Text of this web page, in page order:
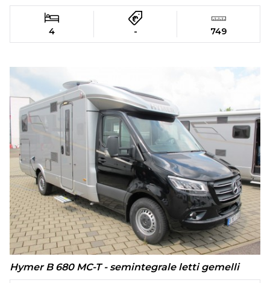
4 - 749
Hymer B 680 MC-T - semintegrale letti gemelli